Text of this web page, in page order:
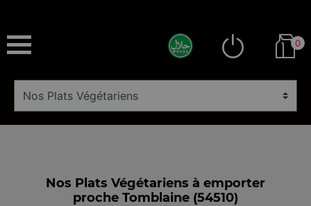
0
Nos Plats Végétariens à emporter
proche Tomblaine (54510)